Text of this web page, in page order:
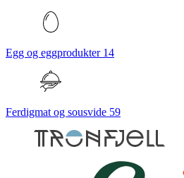
Egg og eggprodukter 14
Ferdigmat og sousvide 59